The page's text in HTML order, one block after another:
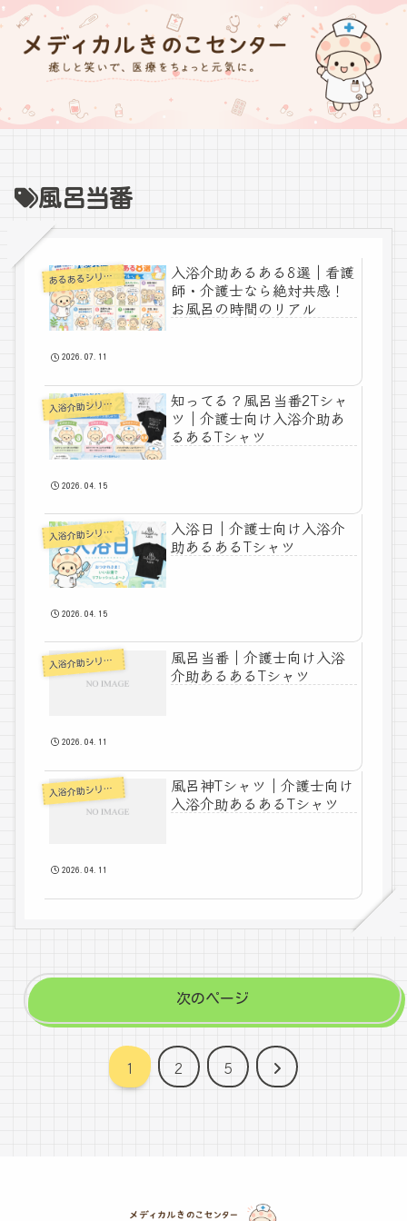
風呂当番
あ
るあるシリーズ
入浴介助あるある8選｜看護
師・介護士なら絶対共感！
お風呂の時間のリアル
2026.07.11
入
浴介助シリーズ
知ってる？風呂当番2Tシャ
ツ｜介護士向け入浴介助あ
るあるTシャツ
2026.04.15
入
浴介助シリーズ
入浴日｜介護士向け入浴介
助あるあるTシャツ
2026.04.15
入
浴介助シリーズ
風呂当番｜介護士向け入浴
介助あるあるTシャツ
2026.04.11
入
浴介助シリーズ
風呂神Tシャツ｜介護士向け
入浴介助あるあるTシャツ
2026.04.11
次のページ
1 2 5
次